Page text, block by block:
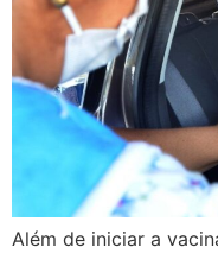
Além de iniciar a